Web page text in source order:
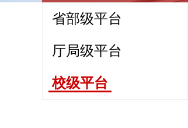
省部级平台
厅局级平台
校级平台